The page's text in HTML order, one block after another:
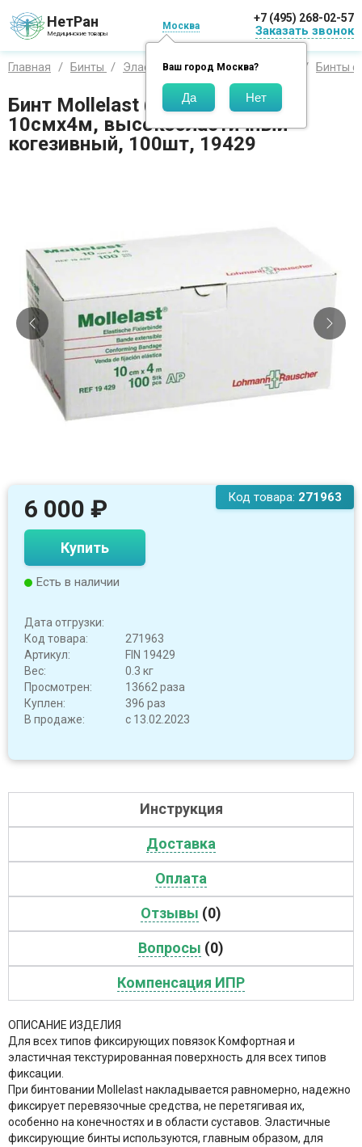
НетРан
Медицинские товары
Москва
Ваш город Москва?
+7 (495) 268-02-57
Заказать звонок
Главная Бинты Эластичные Ломан и Раушер Бинты
Бинт Mollelast (Моллеласт),
10смх4м, высокоэластичный
когезивный, 100шт, 19429
Код товара: 271963
6 000 ₽
Купить
Есть в наличии
Дата отгрузки:
Код товара:
271963
Артикул:
FIN 19429
Вес:
0.3 кг
Просмотрен:
13662 раза
Куплен:
396 раз
В продаже:
с 13.02.2023
Инструкция
Доставка
Оплата
Отзывы (0)
Вопросы (0)
Компенсация ИПР
ОПИСАНИЕ ИЗДЕЛИЯ
Для всех типов фиксирующих повязок Комфортная и
эластичная текстурированная поверхность для всех типов
фиксации.
При бинтовании Mollelast накладывается равномерно, надежно
фиксирует перевязочные средства, не перетягивая их,
особенно на конечностях и в области суставов. Эластичные
фиксирующие бинты используются, главным образом, для